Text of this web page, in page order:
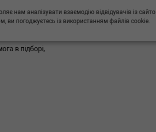
Бензиновый двигатель, Об'єм:
Дизель, Об'єм: 110cc,
Дизель, Об'єм: 80cc,
Бренди
в підборі,
нам аналізувати взаємодію відвідувачів із
ви погоджуєтесь із використанням файлів cookie.